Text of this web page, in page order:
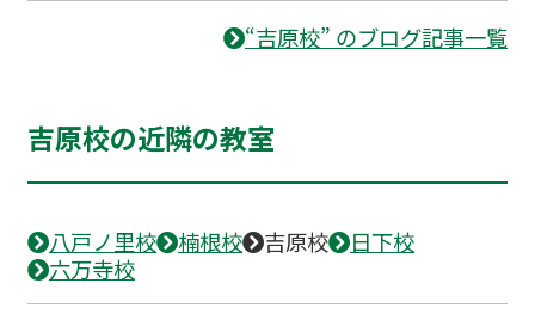
“吉原校” のブログ記事一覧
吉原校の近隣の教室
八戸ノ里校 楠根校 吉原校
日下校
六万寺校